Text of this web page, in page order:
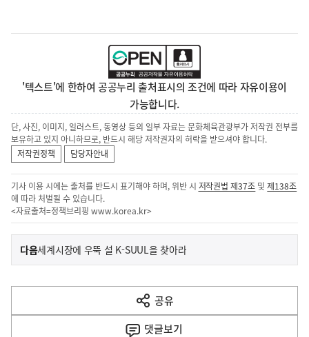
'텍스트'에 한하여 공공누리 출처표시의 조건에 따라 자유이용이
가능합니다.
단, 사진, 이미지, 일러스트, 동영상 등의 일부 자료는 문화체육관광부가 저작권 전부를
보유하고 있지 아니하므로, 반드시 해당 저작권자의 허락을 받으셔야 합니다.
저작권정책
담당자안내
기사 이용 시에는 출처를 반드시 표기해야 하며, 위반 시 저작권법 제37조 및제138조
에 따라 처벌될 수 있습니다.
<자료출처=정책브리핑 www.korea.kr>
이
전
다
음
다음기
세계시장에 우뚝 설 K-SUUL을 찾아라
공유
열
기
댓글보기